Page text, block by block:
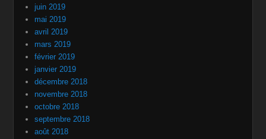
juin 2019
mai 2019
avril 2019
mars 2019
février 2019
janvier 2019
décembre 2018
novembre 2018
octobre 2018
septembre 2018
août 2018